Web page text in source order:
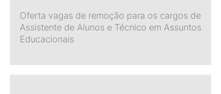
Oferta vagas de remoção para os cargos de
Assistente de Alunos e Técnico em Assuntos
Educacionais